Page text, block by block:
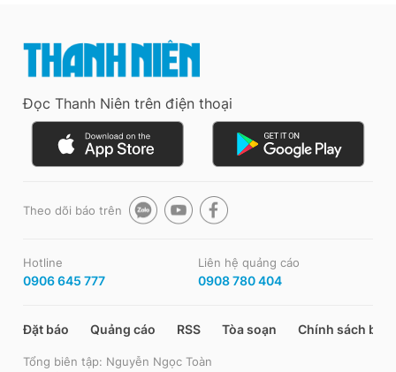
Đọc Thanh Niên trên điện thoại
Theo dõi báo trên
Hotline
0906 645 777
Liên hệ quảng cáo
0908 780 404
Đặt báo Quảng cáo RSS Tòa soạn Chính sách bảo
Tổng biên tập: Nguyễn Ngọc Toàn